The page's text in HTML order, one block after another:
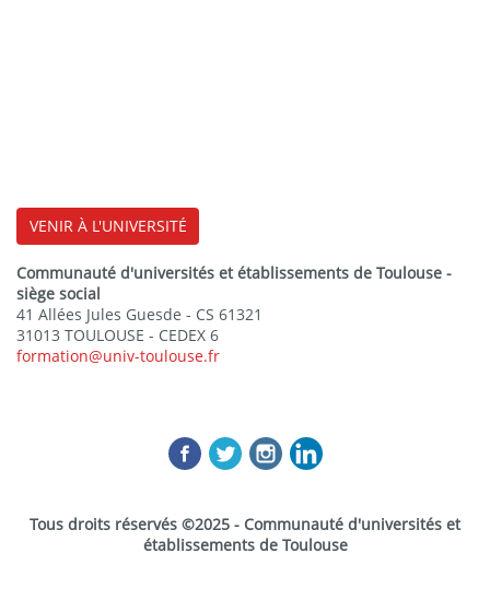
VENIR À L'UNIVERSITÉ
Communauté d'universités et établissements de Toulouse -
siège social
41 Allées Jules Guesde - CS 61321
31013 TOULOUSE - CEDEX 6
formation@univ-toulouse.fr
Tous droits réservés ©2025 - Communauté d'universités et
établissements de Toulouse